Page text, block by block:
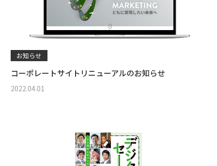
お知らせ
コーポレートサイトリニューアルのお知らせ
2022.04.01